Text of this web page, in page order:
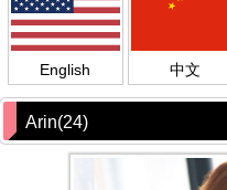
English 中文
Arin(24)